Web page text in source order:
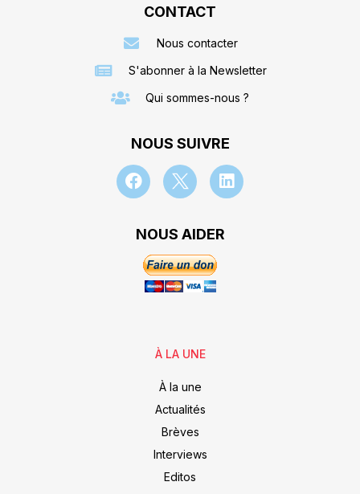
CONTACT
Nous contacter
S'abonner à la Newsletter
Qui sommes-nous ?
NOUS SUIVRE
NOUS AIDER
À LA UNE
À la une
Actualités
Brèves
Interviews
Editos